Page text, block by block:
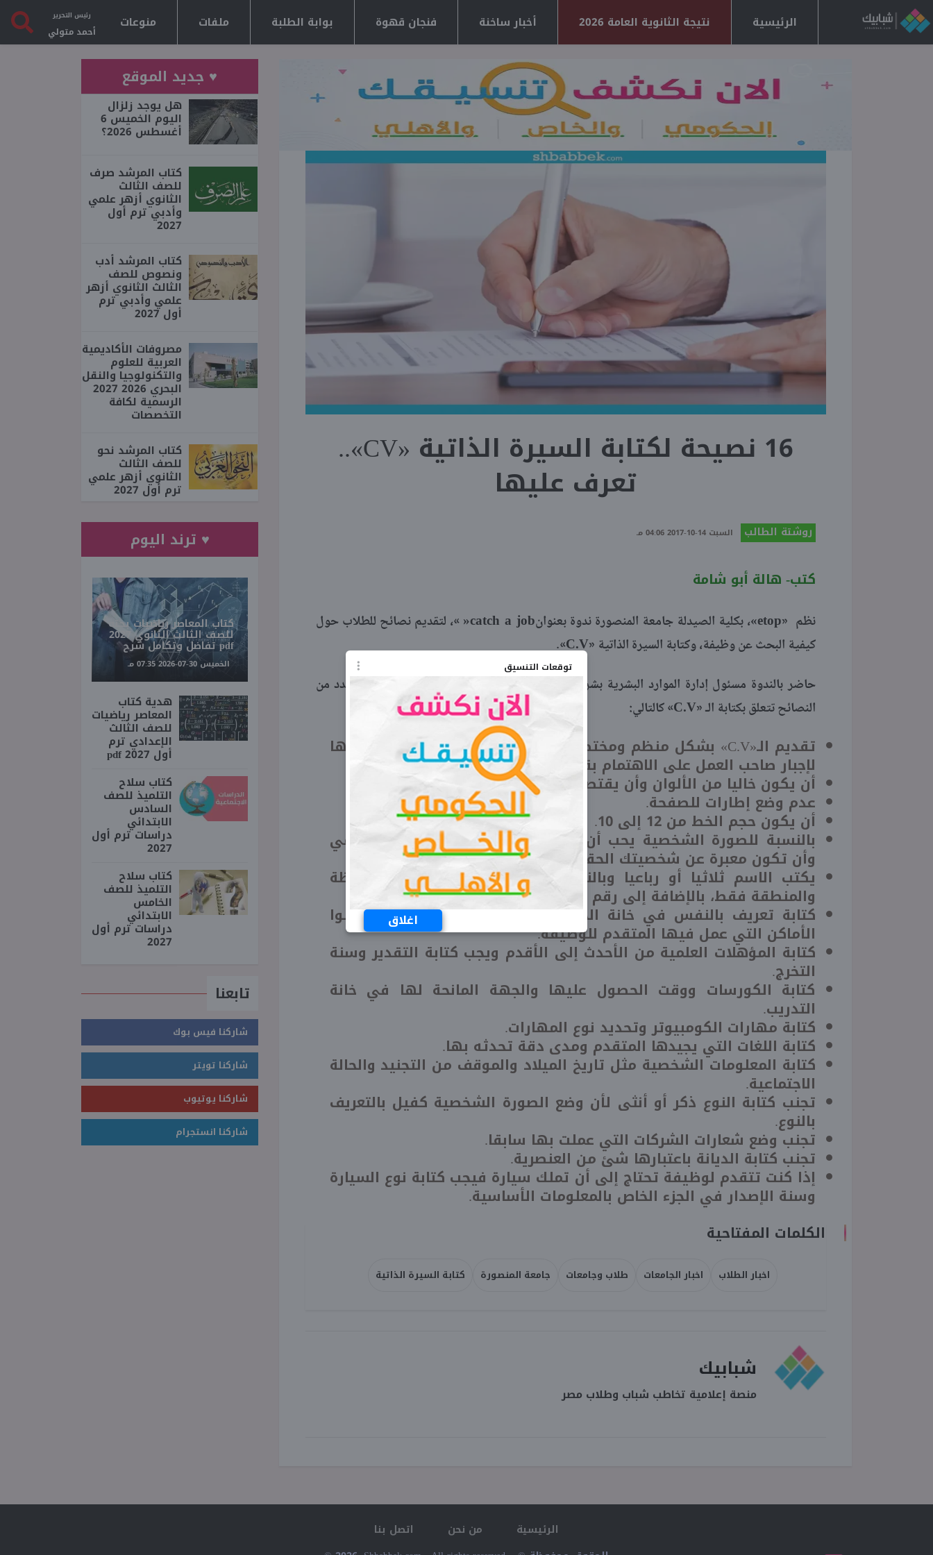
توقعات التنسيق
اغلاق
الرئيسية نتيجة الثانوية العامة 2026 أخبار ساخنة فنجان قهوة بوابة الطلبة ملفات منوعات رئيس التحرير
أحمد متولي
16 نصيحة لكتابة السيرة الذاتية «CV»..
تعرف عليها
روشتة الطالب السبت 14-10-2017 04:06 مـ
كتب- هالة أبو شامة
نظم ««etop، بكلية الصيدلة جامعة المنصورة ندوة بعنوانcatch a job
»»، لتقديم نصائح للطلاب حول
كيفية البحث عن وظيفة، وكتابة السيرة الذاتية «C.V
».
حاضر بالندوة مسئول إدارة الموارد البشرية بشركة أوركيدا، الحسيني أحمد، والذي قدم للطلاب عدد من
النصائح تتعلق بكتابة الـ «C.V» كالتالي:
تقديم الـ«C.V» بشكل منظم ومختصر ودقيق وموجه لشغل وظيفة بعينها
لإجبار صاحب العمل على الاهتمام بقراءته.
أن يكون خاليا من الألوان وأن يقتصر على الأبيض والأسود.
عدم وضع إطارات للصفحة.
أن يكون حجم الخط من 12 إلى 10.
بالنسبة للصورة الشخصية يحب أن تكون على خلفية بيضاء وبزى رسمي
وأن تكون معبرة عن شخصيتك الحقيقية.
يكتب الاسم ثلاثيا أو رباعيا وبالنسبة للعنوان فيحتوي على المحافظة
والمنطقة فقط، بالإضافة إلى رقم الهاتف.
كتابة تعريف بالنفس في خانة الخبرات لا يتجاوز سطرين فقط يشملوا
الأماكن التي عمل فيها المتقدم للوظيفة.
كتابة المؤهلات العلمية من الأحدث إلى الأقدم ويجب كتابة التقدير وسنة
التخرج.
كتابة الكورسات ووقت الحصول عليها والجهة المانحة لها في خانة
التدريب.
كتابة مهارات الكومبيوتر وتحديد نوع المهارات.
كتابة اللغات التي يجيدها المتقدم ومدى دقة تحدثه بها.
كتابة المعلومات الشخصية مثل تاريخ الميلاد والموقف من التجنيد والحالة
الاجتماعية.
تجنب كتابة النوع ذكر أو أنثى لأن وضع الصورة الشخصية كفيل بالتعريف
بالنوع.
تجنب وضع شعارات الشركات التي عملت بها سابقا.
تجنب كتابة الديانة باعتبارها شئ من العنصرية.
إذا كنت تتقدم لوظيفة تحتاج إلى أن تملك سيارة فيجب كتابة نوع السيارة
وسنة الإصدار في الجزء الخاص بالمعلومات الأساسية.
الكلمات المفتاحية
اخبار الطلاب اخبار الجامعات طلاب وجامعات جامعة المنصورة كتابة السيرة الذاتية
شبابيك
منصة إعلامية تخاطب شباب وطلاب مصر
♥ جديد الموقع
هل يوجد زلزال
اليوم الخميس 6
أغسطس 2026؟
كتاب المرشد صرف
للصف الثالث
الثانوي أزهر علمي
وأدبي ترم أول
2027
كتاب المرشد أدب
ونصوص للصف
الثالث الثانوي أزهر
علمي وأدبي ترم
أول 2027
مصروفات الأكاديمية
العربية للعلوم
والتكنولوجيا والنقل
البحري 2026 2027
الرسمية لكافة
التخصصات
كتاب المرشد نحو
للصف الثالث
الثانوي أزهر علمي
ترم أول 2027
♥ ترند اليوم
كتاب المعاصر رياضيات بحته
للصف الثالث الثانوي 2027
pdf تفاضل وتكامل شرح
الخميس 30-07-2026 07:35 مـ
هدية كتاب
المعاصر رياضيات
للصف الثالث
الإعدادي ترم
أول 2027 pdf
كتاب سلاح
التلميذ للصف
السادس
الابتدائي
دراسات ترم أول
2027
كتاب سلاح
التلميذ للصف
الخامس
الابتدائي
دراسات ترم أول
2027
تابعنا
شاركنا فيس بوك
شاركنا تويتر
شاركنا يوتيوب
شاركنا انستجرام
الرئيسية من نحن
اتصل بنا